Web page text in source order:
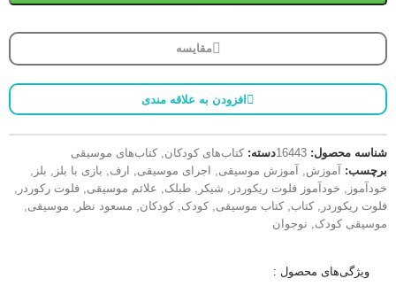
مقایسه
افزودن به علاقه مندی
شناسه محصول: 16443دسته: کتاب‌های کودکان, کتاب‌های موسیقی
برچسب:
آموزش, آموزش موسیقی, اجرای موسیقی, ارف, بازی با بلز , بلز ,
خودآموز , خودآموز فلوت ریکوردر , شیکر , طبلک, علائم موسیقی, فلوت رکوردر ,
فلوت ریکوردر , کتاب, کتاب موسیقی, کودک, کودکان, مسعود نظر , موسیقی,
موسیقی کودک, نوجوان
ویژگی‌های محصول :